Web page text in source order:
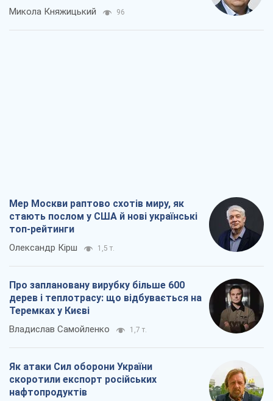
Микола Княжицький 96
Мер Москви раптово схотів миру, як
стають послом у США й нові українські
топ-рейтинги
Олександр Кірш 1,5 т.
Про заплановану вирубку більше 600
дерев і теплотрасу: що відбувається на
Теремках у Києві
Владислав Самойленко 1,7 т.
Як атаки Сил оборони України
скоротили експорт російських
нафтопродуктів